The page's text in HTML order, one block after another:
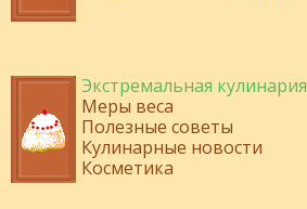
Экстремальная кулинария
Меры веса
Полезные советы
Кулинарные новости
Косметика